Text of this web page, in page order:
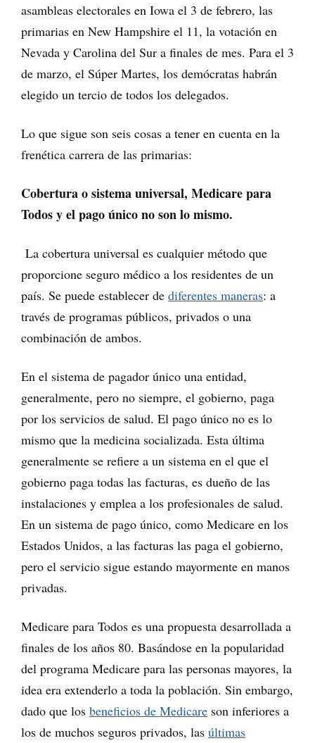
asambleas electorales en Iowa el 3 de febrero, las
primarias en New Hampshire el 11, la votación en
Nevada y Carolina del Sur a finales de mes. Para el 3
de marzo, el Súper Martes, los demócratas habrán
elegido un tercio de todos los delegados.
Lo que sigue son seis cosas a tener en cuenta en la
frenética carrera de las primarias:
Cobertura o sistema universal, Medicare para
Todos y el pago único no son lo mismo.
La cobertura universal es cualquier método que
proporcione seguro médico a los residentes de un
país. Se puede establecer de diferentes maneras: a
través de programas públicos, privados o una
combinación de ambos.
En el sistema de pagador único una entidad,
generalmente, pero no siempre, el gobierno, paga
por los servicios de salud. El pago único no es lo
mismo que la medicina socializada. Esta última
generalmente se refiere a un sistema en el que el
gobierno paga todas las facturas, es dueño de las
instalaciones y emplea a los profesionales de salud.
En un sistema de pago único, como Medicare en los
Estados Unidos, a las facturas las paga el gobierno,
pero el servicio sigue estando mayormente en manos
privadas.
Medicare para Todos es una propuesta desarrollada a
finales de los años 80. Basándose en la popularidad
del programa Medicare para las personas mayores, la
idea era extenderlo a toda la población. Sin embargo,
dado que los beneficios de Medicare son inferiores a
los de muchos seguros privados, las últimas